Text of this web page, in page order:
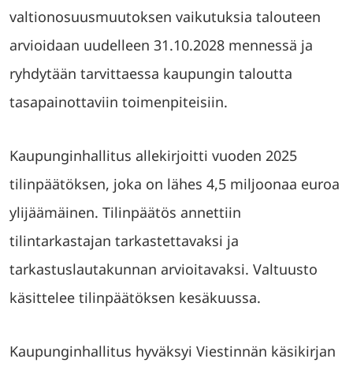
valtionosuusmuutoksen vaikutuksia talouteen
arvioidaan uudelleen 31.10.2028 mennessä ja
ryhdytään tarvittaessa kaupungin taloutta
tasapainottaviin toimenpiteisiin.
Kaupunginhallitus allekirjoitti vuoden 2025
tilinpäätöksen, joka on lähes 4,5 miljoonaa euroa
ylijäämäinen. Tilinpäätös annettiin
tilintarkastajan tarkastettavaksi ja
tarkastuslautakunnan arvioitavaksi. Valtuusto
käsittelee tilinpäätöksen kesäkuussa.
Kaupunginhallitus hyväksyi Viestinnän käsikirjan